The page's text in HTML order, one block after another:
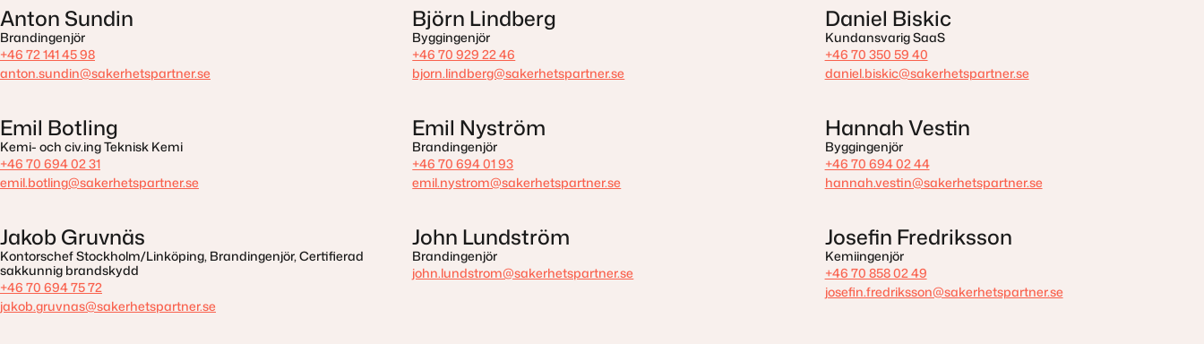
Anton Sundin
Brandingenjör
+46 72 141 45 98
anton.sundin@sakerhetspartner.se
Björn Lindberg
Byggingenjör
+46 70 929 22 46
bjorn.lindberg@sakerhetspartner.se
Daniel Biskic
Kundansvarig SaaS
+46 70 350 59 40
daniel.biskic@sakerhetspartner.se
Emil Botling
Kemi- och civ.ing Teknisk Kemi
+46 70 694 02 31
emil.botling@sakerhetspartner.se
Emil Nyström
Brandingenjör
+46 70 694 01 93
emil.nystrom@sakerhetspartner.se
Hannah Vestin
Byggingenjör
+46 70 694 02 44
hannah.vestin@sakerhetspartner.se
Jakob Gruvnäs
Kontorschef Stockholm/Linköping, Brandingenjör, Certifierad
sakkunnig brandskydd
+46 70 694 75 72
jakob.gruvnas@sakerhetspartner.se
John Lundström
Brandingenjör
john.lundstrom@sakerhetspartner.se
Josefin Fredriksson
Kemiingenjör
+46 70 858 02 49
josefin.fredriksson@sakerhetspartner.se